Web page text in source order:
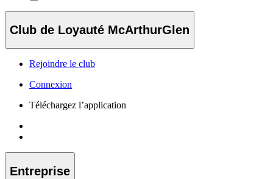
Club de Loyauté McArthurGlen
Rejoindre le club
Connexion
Téléchargez l’application
Entreprise